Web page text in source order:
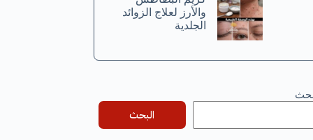
والأرز لعلاج الزوائد
الجلدية
البحث